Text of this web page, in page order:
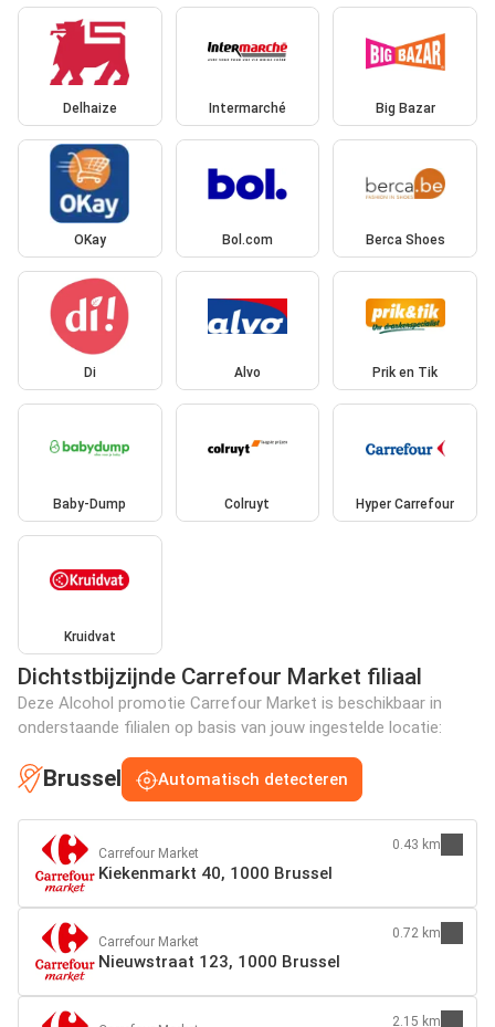
Delhaize Intermarché Big Bazar
OKay Bol.com Berca Shoes
Di Alvo Prik en Tik
Baby-Dump Colruyt Hyper Carrefour
Kruidvat
Dichtstbijzijnde Carrefour Market filiaal
Deze Alcohol promotie Carrefour Market is beschikbaar in
onderstaande filialen op basis van jouw ingestelde locatie:
Brussel Automatisch detecteren
Carrefour Market
Kiekenmarkt 40, 1000 Brussel
0.43 km
Carrefour Market
Nieuwstraat 123, 1000 Brussel
0.72 km
2.15 km